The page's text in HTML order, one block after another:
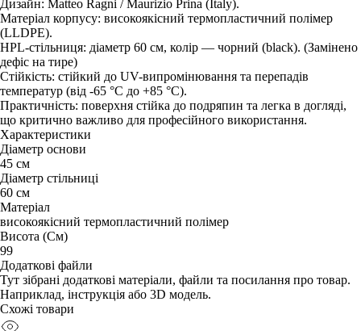
Дизайн: Matteo Ragni / Maurizio Prina (Italy).
Матеріал корпусу: високоякісний термопластичний полімер
(LLDPE).
HPL-стільниця: діаметр 60 см, колір — чорний (black). (Замінено
дефіс на тире)
Стійкість: стійкий до UV-випромінювання та перепадів
температур (від -65 °C до +85 °C).
Практичність: поверхня стійка до подряпин та легка в догляді,
що критично важливо для професійного використання.
Характеристики
Діаметр основи
45 см
Діаметр стільниці
60 см
Матеріал
високоякісний термопластичний полімер
Висота (См)
99
Додаткові файли
Тут зібрані додаткові матеріали, файли та посилання про товар.
Наприклад, інструкція або 3D модель.
Схожі товари